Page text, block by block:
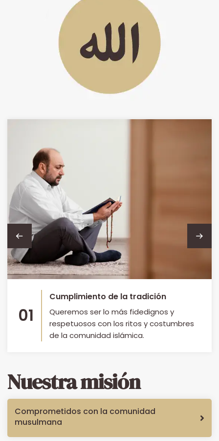
01
Cumplimiento de la tradición
Queremos ser lo más fidedignos y
respetuosos con los ritos y costumbres
de la comunidad islámica.
Nuestra misión
Comprometidos con la comunidad
musulmana